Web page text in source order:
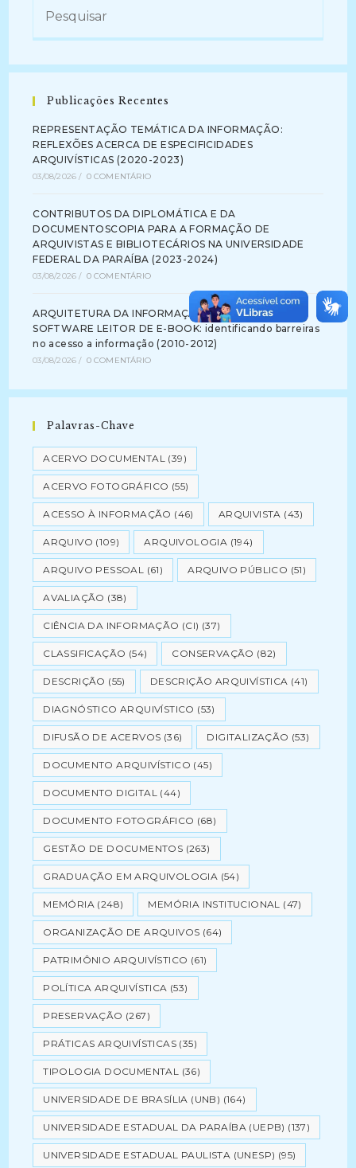
Publicações Recentes
REPRESENTAÇÃO TEMÁTICA DA INFORMAÇÃO:
REFLEXÕES ACERCA DE ESPECIFICIDADES
ARQUIVÍSTICAS (2020-2023)
03/08/2026 / 0 COMENTÁRIO
CONTRIBUTOS DA DIPLOMÁTICA E DA
DOCUMENTOSCOPIA PARA A FORMAÇÃO DE
ARQUIVISTAS E BIBLIOTECÁRIOS NA UNIVERSIDADE
FEDERAL DA PARAÍBA (2023-2024)
03/08/2026 / 0 COMENTÁRIO
ARQUITETURA DA INFORMAÇÃO NA INTERFACE DE
SOFTWARE LEITOR DE E-BOOK: identificando barreiras
no acesso a informação (2010-2012)
03/08/2026 / 0 COMENTÁRIO
Palavras-Chave
ACERVO DOCUMENTAL (39)
ACERVO FOTOGRÁFICO (55)
ACESSO À INFORMAÇÃO (46) ARQUIVISTA (43)
ARQUIVO (109) ARQUIVOLOGIA (194)
ARQUIVO PESSOAL (61) ARQUIVO PÚBLICO (51)
AVALIAÇÃO (38)
CIÊNCIA DA INFORMAÇÃO (CI) (37)
CLASSIFICAÇÃO (54) CONSERVAÇÃO (82)
DESCRIÇÃO (55) DESCRIÇÃO ARQUIVÍSTICA (41)
DIAGNÓSTICO ARQUIVÍSTICO (53)
DIFUSÃO DE ACERVOS (36) DIGITALIZAÇÃO (53)
DOCUMENTO ARQUIVÍSTICO (45)
DOCUMENTO DIGITAL (44)
DOCUMENTO FOTOGRÁFICO (68)
GESTÃO DE DOCUMENTOS (263)
GRADUAÇÃO EM ARQUIVOLOGIA (54)
MEMÓRIA (248) MEMÓRIA INSTITUCIONAL (47)
ORGANIZAÇÃO DE ARQUIVOS (64)
PATRIMÔNIO ARQUIVÍSTICO (61)
POLÍTICA ARQUIVÍSTICA (53)
PRESERVAÇÃO (267)
PRÁTICAS ARQUIVÍSTICAS (35)
TIPOLOGIA DOCUMENTAL (36)
UNIVERSIDADE DE BRASÍLIA (UNB) (164)
UNIVERSIDADE ESTADUAL DA PARAÍBA (UEPB) (137)
UNIVERSIDADE ESTADUAL PAULISTA (UNESP) (95)